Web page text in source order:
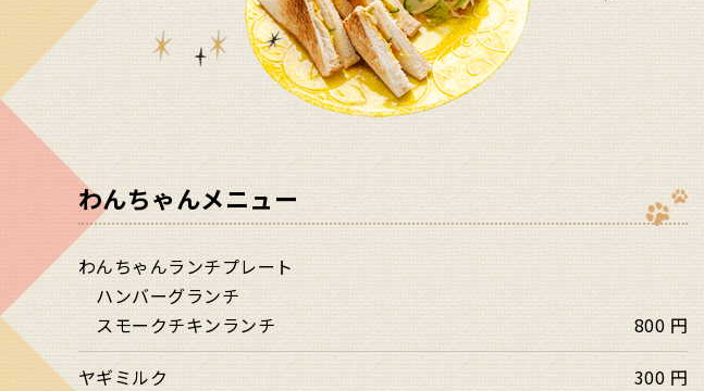
わんちゃんメニュー
わんちゃんランチプレート
ハンバーグランチ
スモークチキンランチ
800 円
ヤギミルク
300 円